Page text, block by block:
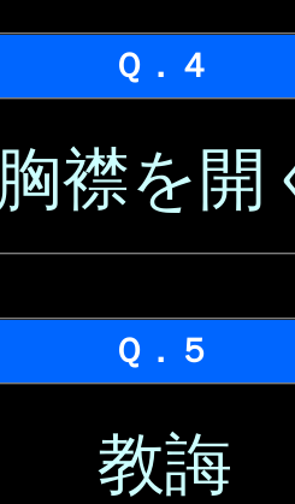
Ｑ．４
胸襟を開
Ｑ．５
教誨